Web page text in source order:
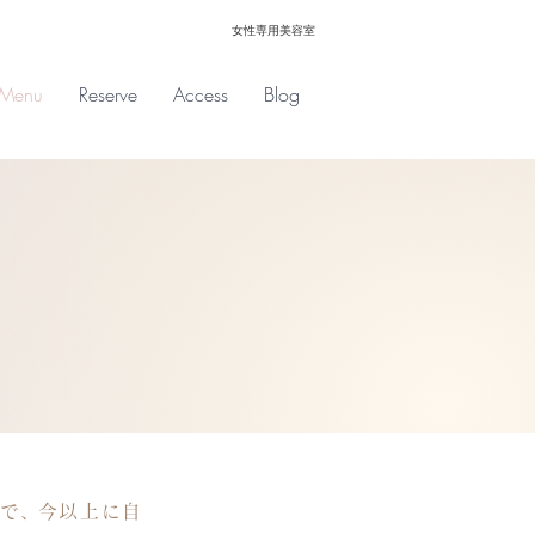
女性専用美容室
Reserve Access Blog
今以上に自